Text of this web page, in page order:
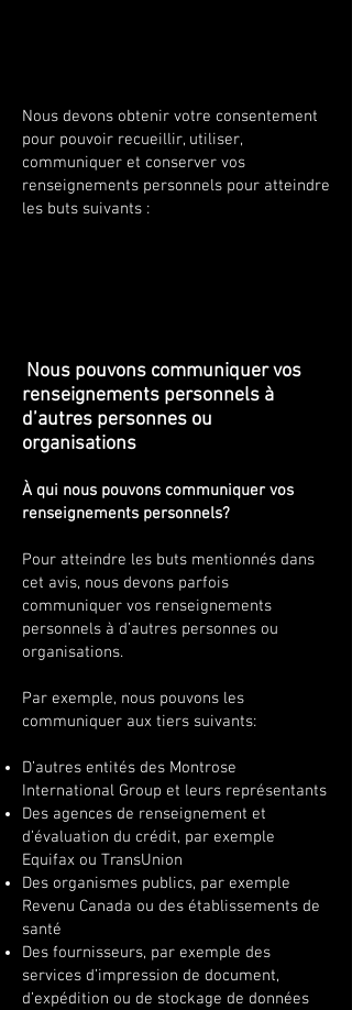
Nous devons obtenir votre consentement
pour pouvoir recueillir, utiliser,
communiquer et conserver vos
renseignements personnels pour atteindre
les buts suivants :
Nous pouvons communiquer vos
renseignements personnels à
d’autres personnes ou
organisations
À qui nous pouvons communiquer vos
renseignements personnels?
Pour atteindre les buts mentionnés dans
cet avis, nous devons parfois
communiquer vos renseignements
personnels à d’autres personnes ou
organisations.
Par exemple, nous pouvons les
communiquer aux tiers suivants:
D’autres entités des Montrose
International Group et leurs représentants
Des agences de renseignement et
d’évaluation du crédit, par exemple
Equifax ou TransUnion
Des organismes publics, par exemple
Revenu Canada ou des établissements de
santé
Des fournisseurs, par exemple des
services d’impression de document,
d’expédition ou de stockage de données